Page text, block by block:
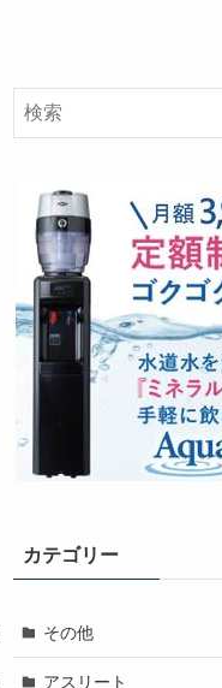
カテゴリー
その他
アスリート